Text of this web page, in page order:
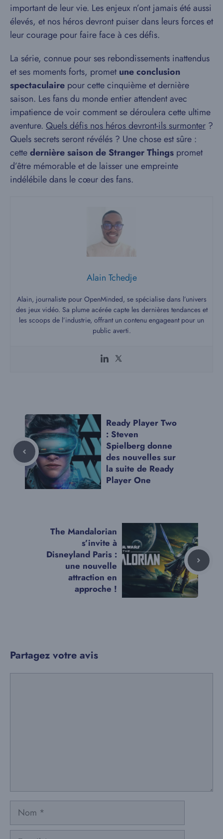
important de leur vie. Les enjeux n’ont jamais été aussi
élevés, et nos héros devront puiser dans leurs forces et
leur courage pour faire face à ces défis.
La série, connue pour ses rebondissements inattendus
et ses moments forts, prometune conclusion
spectaculaire pour cette cinquième et dernière
saison. Les fans du monde entier attendent avec
impatience de voir comment se déroulera cette ultime
aventure. Quels défis nos héros devront-ils surmonter ?
Quels secrets seront révélés ? Une chose est sûre :
cettedernière saison de Stranger Things promet
d’être mémorable et de laisser une empreinte
indélébile dans le cœur des fans.
Alain Tchedje
Alain, journaliste pour OpenMinded, se spécialise dans l’univers
des jeux vidéo. Sa plume acérée capte les dernières tendances et
les scoops de l’industrie, offrant un contenu engageant pour un
public averti.
Ready Player Two
: Steven
Spielberg donne
des nouvelles sur
la suite de Ready
Player One
The Mandalorian
s’invite à
Disneyland Paris :
une nouvelle
attraction en
approche !
Partagez votre avis
Nom